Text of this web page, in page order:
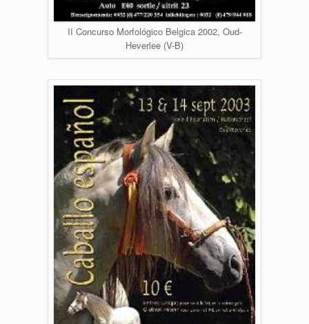
II Concurso Morfológico Belgica 2002, Oud-
Heverlee (V-B)